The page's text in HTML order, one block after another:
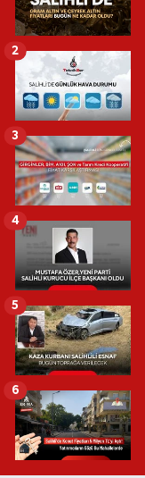
2
3
4
5
6